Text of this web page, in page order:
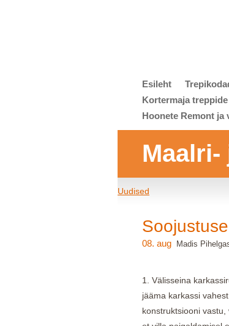
Esileht
Kortermaja
Hoonete Remont ja
Uudised
08. aug Madis
1. Välisseina
jääma karkassi
konstruktsiooni vastu,